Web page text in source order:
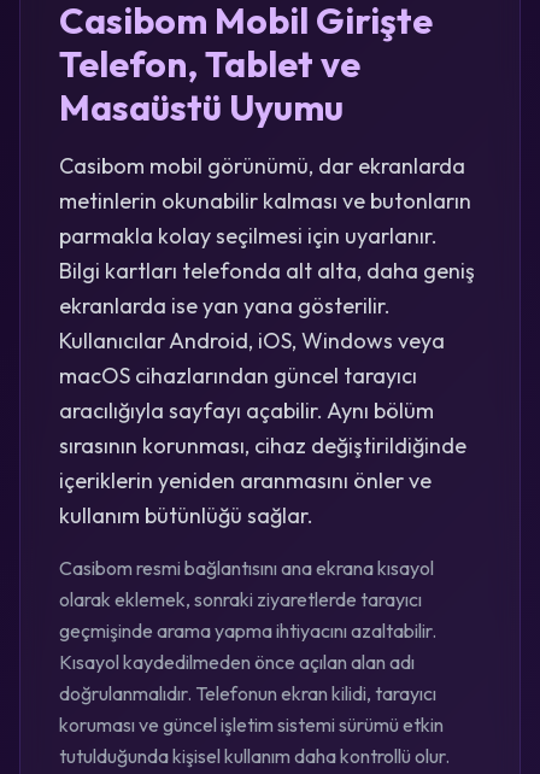
Casibom Mobil Girişte
Telefon, Tablet ve
Masaüstü Uyumu
Casibom mobil görünümü, dar ekranlarda
metinlerin okunabilir kalması ve butonların
parmakla kolay seçilmesi için uyarlanır.
Bilgi kartları telefonda alt alta, daha geniş
ekranlarda ise yan yana gösterilir.
Kullanıcılar Android, iOS, Windows veya
macOS cihazlarından güncel tarayıcı
aracılığıyla sayfayı açabilir. Aynı bölüm
sırasının korunması, cihaz değiştirildiğinde
içeriklerin yeniden aranmasını önler ve
kullanım bütünlüğü sağlar.
Casibom resmi bağlantısını ana ekrana kısayol
olarak eklemek, sonraki ziyaretlerde tarayıcı
geçmişinde arama yapma ihtiyacını azaltabilir.
Kısayol kaydedilmeden önce açılan alan adı
doğrulanmalıdır. Telefonun ekran kilidi, tarayıcı
koruması ve güncel işletim sistemi sürümü etkin
tutulduğunda kişisel kullanım daha kontrollü olur.